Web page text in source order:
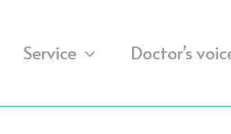
Service Doctor’s